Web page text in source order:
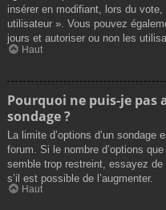
insérer en modifiant, lors du
utilisateur ». Vous pouvez
jours et autoriser ou non les
Haut
Pourquoi ne puis-je pas
sondage ?
La limite d’options d’un
forum. Si le nombre d’options
semble trop restreint, essayez
s’il est possible de l’augmenter.
Haut